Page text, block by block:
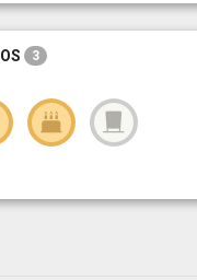
3